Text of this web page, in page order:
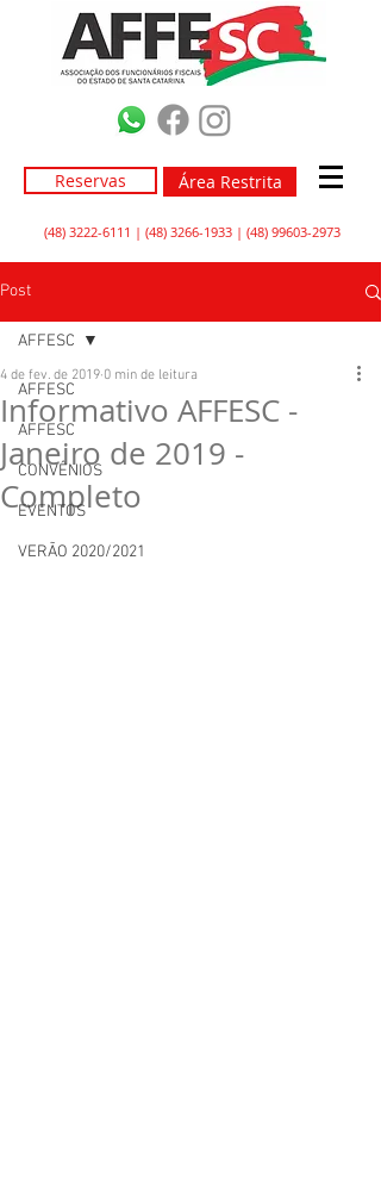
Reservas Área Restrita
(48) 3222-6111 | (48) 3266-1933 | (48) 99603-2973
Post
AFFESC
AFFESC
CONVÊNIOS
EVENTOS
VERÃO 2020/2021
AFFESC
Informativo AFFESC -
Janeiro de 2019 -
Completo
4 de fev. de 2019 0 min de leitura